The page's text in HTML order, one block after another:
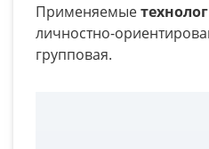
Применяемые
личностно-
групповая.